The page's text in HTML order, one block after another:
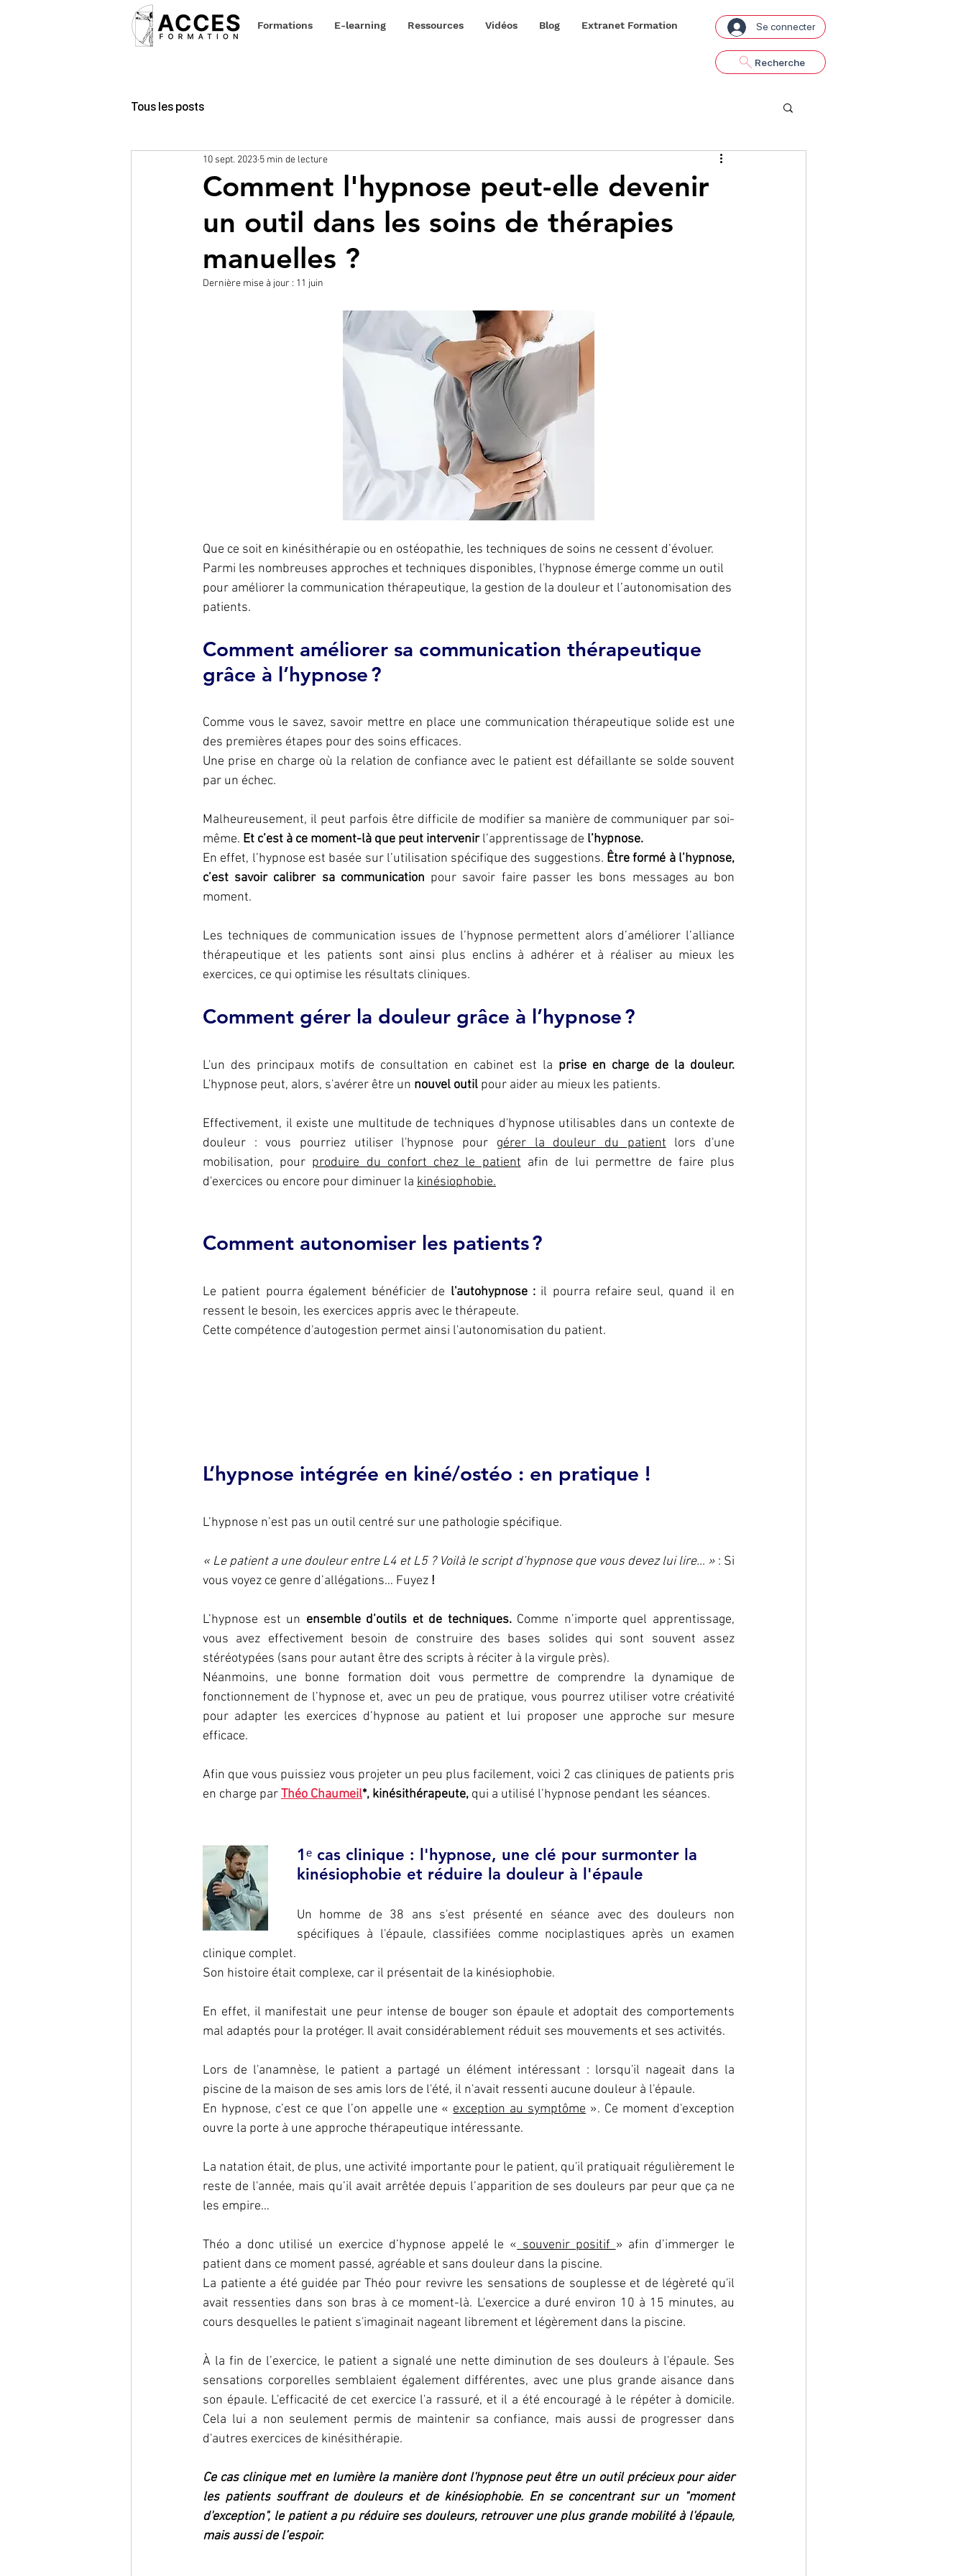
Formations E-learning Ressources Vidéos Blog Extranet Formation Se connecter
Recherche
Tous les posts
Comment l'hypnose peut-elle devenir
un outil dans les soins de thérapies
manuelles ?
10 sept. 2023 5 min de lecture
Dernière mise à jour : 11 juin
Que ce soit en kinésithérapie ou en ostéopathie, les techniques de soins ne cessent d’évoluer.
Parmi les nombreuses approches et techniques disponibles, l'hypnose émerge comme un outil
pour améliorer la communication thérapeutique, la gestion de la douleur et l’autonomisation des
patients.
Comment améliorer sa communication thérapeutique
grâce à l’hypnose ?
Comme vous le savez, savoir mettre en place une communication thérapeutique solide est une
des premières étapes pour des soins efficaces.
Une prise en charge où la relation de confiance avec le patient est défaillante se solde souvent
par un échec.
Malheureusement, il peut parfois être difficile de modifier sa manière de communiquer par soi-
même. Et c’est à ce moment-là que peut intervenir l’apprentissage de l’hypnose.
En effet, l’hypnose est basée sur l’utilisation spécifique des suggestions. Être formé à l’hypnose,
c’est savoir calibrer sa communication pour savoir faire passer les bons messages au bon
moment.
Les techniques de communication issues de l’hypnose permettent alors d’améliorer l’alliance
thérapeutique et les patients sont ainsi plus enclins à adhérer et à réaliser au mieux les
exercices, ce qui optimise les résultats cliniques.
Comment gérer la douleur grâce à l’hypnose ?
L'un des principaux motifs de consultation en cabinet est la
L'hypnose peut, alors, s'avérer être un nouvel outil pour aider au mieux les patients.
Effectivement, il existe une multitude de techniques d'hypnose utilisables dans un contexte de
douleur : vous pourriez utiliser l'hypnose pour gérer la douleur du patient lors d'une
mobilisation, pour produire du confort chez le patient afin de lui permettre de faire plus
d'exercices ou encore pour diminuer la kinésiophobie.
Comment autonomiser les patients ?
Le patient pourra également bénéficier de l'autohypnose : il pourra refaire seul, quand il en
ressent le besoin, les exercices appris avec le thérapeute.
Cette compétence d'autogestion permet ainsi l'autonomisation du patient.
L’hypnose intégrée en kiné/ostéo : en pratique !
L’hypnose n’est pas un outil centré sur une pathologie spécifique.
« Le patient a une douleur entre L4 et L5 ? Voilà le script d’hypnose que vous devez lui lire… » : Si
vous voyez ce genre d’allégations… Fuyez !
L’hypnose est un ensemble d’outils et de techniques. Comme n’importe quel apprentissage,
vous avez effectivement besoin de construire des bases solides qui sont souvent assez
stéréotypées (sans pour autant être des scripts à réciter à la virgule près).
Néanmoins, une bonne formation doit vous permettre de comprendre la dynamique de
fonctionnement de l’hypnose et, avec un peu de pratique, vous pourrez utiliser votre créativité
pour adapter les exercices d’hypnose au patient et lui proposer une approche sur mesure
efficace.
Afin que vous puissiez vous projeter un peu plus facilement, voici 2 cas cliniques de patients pris
en charge par Théo Chaumeil*, kinésithérapeute, qui a utilisé l’hypnose pendant les séances.
1ᵉ cas clinique : l'hypnose, une clé pour surmonter la
kinésiophobie et réduire la douleur à l'épaule
Un homme de 38 ans s'est présenté en séance avec des douleurs non
spécifiques à l'épaule, classifiées comme nociplastiques après un examen
clinique complet.
Son histoire était complexe, car il présentait de la kinésiophobie.
En effet, il manifestait une peur intense de bouger son épaule et adoptait des comportements
mal adaptés pour la protéger. Il avait considérablement réduit ses mouvements et ses activités.
Lors de l'anamnèse, le patient a partagé un élément intéressant : lorsqu'il nageait dans la
piscine de la maison de ses amis lors de l'été, il n'avait ressenti aucune douleur à l'épaule.
En hypnose, c’est ce que l’on appelle une « exception au symptôme ». Ce moment d'exception
ouvre la porte à une approche thérapeutique intéressante.
La natation était, de plus, une activité importante pour le patient, qu'il pratiquait régulièrement le
reste de l'année, mais qu’il avait arrêtée depuis l’apparition de ses douleurs par peur que ça ne
les empire…
Théo a donc utilisé un exercice d’hypnose appelé le « souvenir positif » afin d’immerger le
patient dans ce moment passé, agréable et sans douleur dans la piscine.
La patiente a été guidée par Théo pour revivre les sensations de souplesse et de légèreté qu'il
avait ressenties dans son bras à ce moment-là. L'exercice a duré environ 10 à 15 minutes, au
cours desquelles le patient s'imaginait nageant librement et légèrement dans la piscine.
À la fin de l’exercice, le patient a signalé une nette diminution de ses douleurs à l'épaule. Ses
sensations corporelles semblaient également différentes, avec une plus grande aisance dans
son épaule. L'efficacité de cet exercice l'a rassuré, et il a été encouragé à le répéter à domicile.
Cela lui a non seulement permis de maintenir sa confiance, mais aussi de progresser dans
d'autres exercices de kinésithérapie.
Ce cas clinique met en lumière la manière dont l'hypnose peut être un outil précieux pour aider
les patients souffrant de douleurs et de kinésiophobie. En se concentrant sur un "moment
d'exception", le patient a pu réduire ses douleurs, retrouver une plus grande mobilité à l'épaule,
mais aussi de l’espoir.